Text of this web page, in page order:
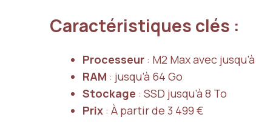
Caractéristiques clés :
Processeur : M2 Max avec
RAM : jusqu’à 64 Go
Stockage : SSD jusqu’à 8 To
Prix : À partir de 3 499 €